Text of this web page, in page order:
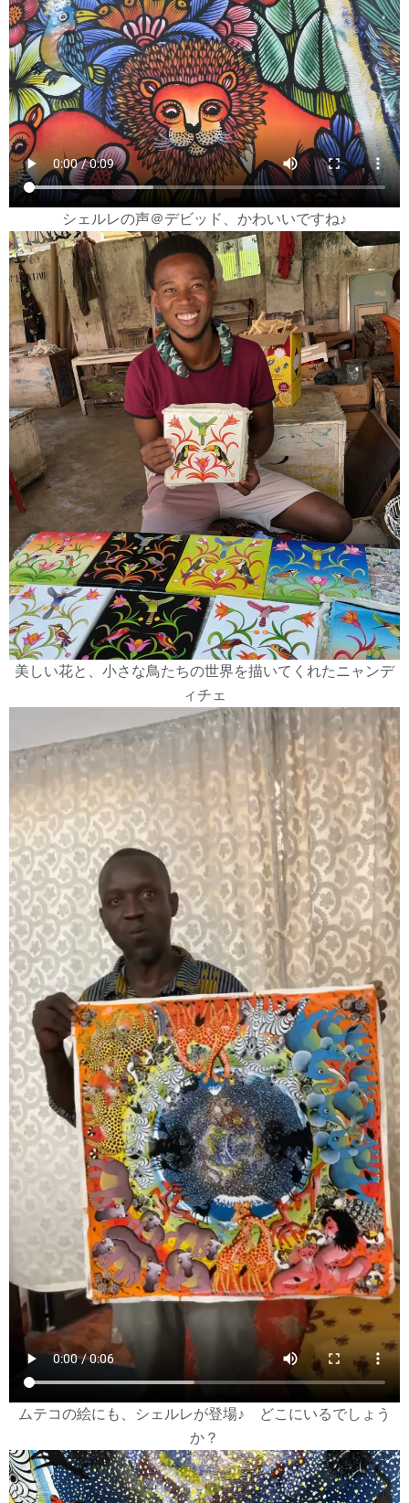
シェルレの声＠デビッド、かわいいですね♪
美しい花と、小さな鳥たちの世界を描いてくれたニャンデ
ィチェ
ムテコの絵にも、シェルレが登場♪ どこにいるでしょう
か？